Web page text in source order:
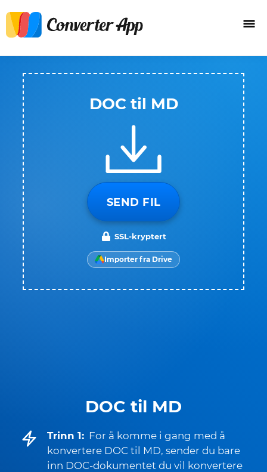
DOC til MD
Trinn 1: For å komme i gang med å
konvertere DOC til MD, sender du bare
inn DOC-dokumentet du vil konvertere
DOC til MD
SEND FIL
SSL-kryptert
Importer fra Drive